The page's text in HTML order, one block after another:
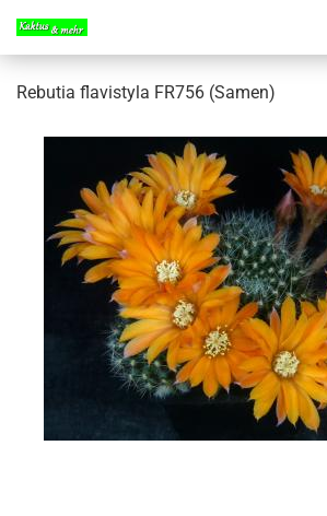
Rebutia flavistyla FR756 (Samen)